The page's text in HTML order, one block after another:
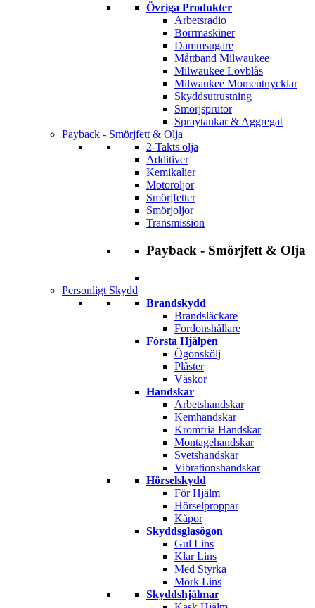
Övriga Produkter
Arbetsradio
Borrmaskiner
Dammsugare
Måttband Milwaukee
Milwaukee Lövblås
Milwaukee Momentnycklar
Skyddsutrustning
Smörjsprutor
Spraytankar & Aggregat
Payback - Smörjfett & Olja
2-Takts olja
Additiver
Kemikalier
Motoroljor
Smörjfetter
Smörjoljor
Transmission
Payback - Smörjfett & Olja
Personligt Skydd
Brandskydd
Brandsläckare
Fordonshållare
Första Hjälpen
Ögonskölj
Plåster
Väskor
Handskar
Arbetshandskar
Kemhandskar
Kromfria Handskar
Montagehandskar
Svetshandskar
Vibrationshandskar
Hörselskydd
För Hjälm
Hörselproppar
Kåpor
Skyddsglasögon
Gul Lins
Klar Lins
Med Styrka
Mörk Lins
Skyddshjälmar